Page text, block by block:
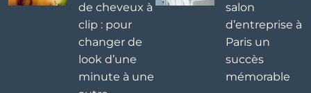
de cheveux à
clip : pour
changer de
look d’une
minute à une
salon
d’entreprise à
Paris un
succès
mémorable